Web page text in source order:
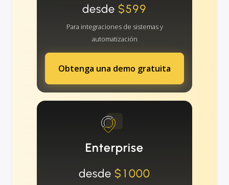
desde $599
Para integraciones de sistemas y
automatización
Obtenga una demo gratuita
Enterprise
desde $1000